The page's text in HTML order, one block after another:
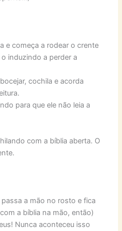
e começa a rodear o crente
induzindo a perder a
cochila e acorda
para que ele não leia a
com a bíblia aberta. O
a mão no rosto e fica
a bíblia na mão, então)
Nunca aconteceu isso